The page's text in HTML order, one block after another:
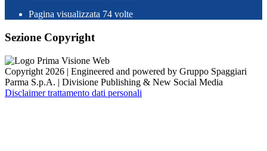
Pagina visualizzata 74 volte
Sezione Copyright
Copyright 2026 | Engineered and powered by Gruppo Spaggiari
Parma S.p.A. | Divisione Publishing & New Social Media
Disclaimer trattamento dati personali